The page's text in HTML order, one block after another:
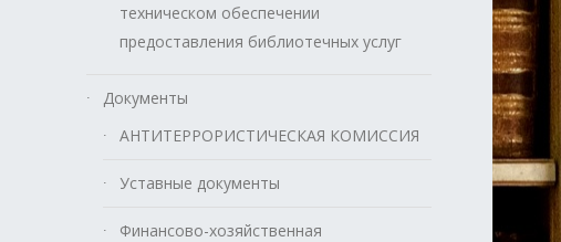
техническом обеспечении
предоставления библиотечных услуг
Документы
АНТИТЕРРОРИСТИЧЕСКАЯ КОМИССИЯ
Уставные документы
Финансово-хозяйственная